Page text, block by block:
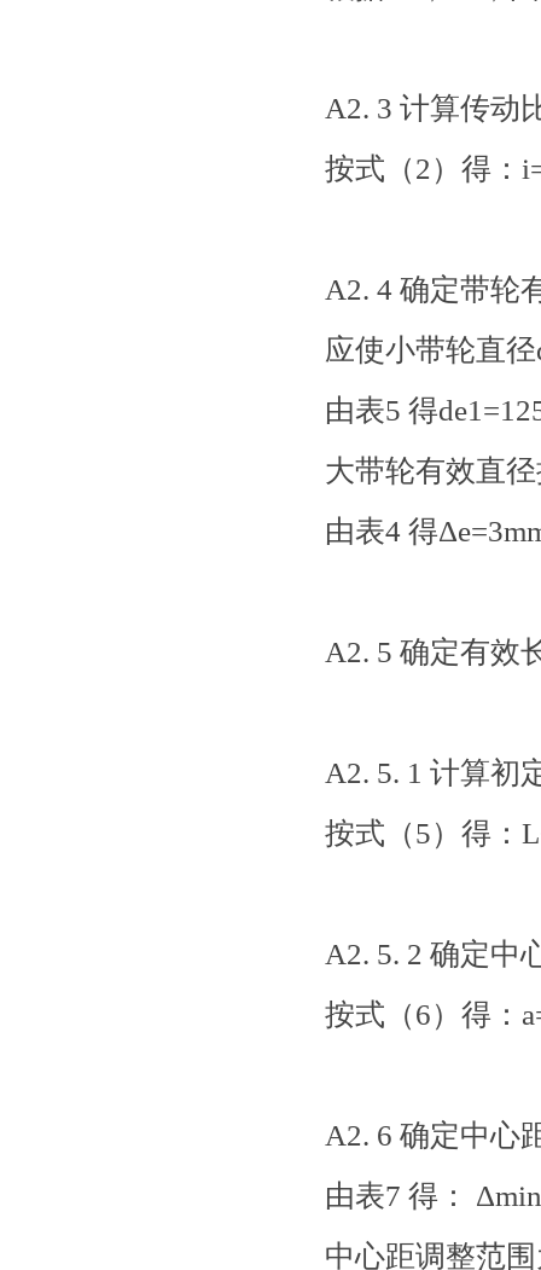
A2. 3 计算传动
按式（2）得：
A2. 4 确定带轮
应使小带轮直径
由表5 得
大带轮有效直
由表4 得
A2. 5 确定有效
A2. 5. 1 计算初
按式（5）得：
A2. 5. 2 确定中
按式（6）得：
A2. 6 确定中心
由表7 得：
中心距调整范围